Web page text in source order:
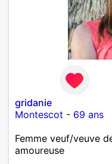
gridanie
Montescot - 69 ans
Femme veuf/veuve
amoureuse